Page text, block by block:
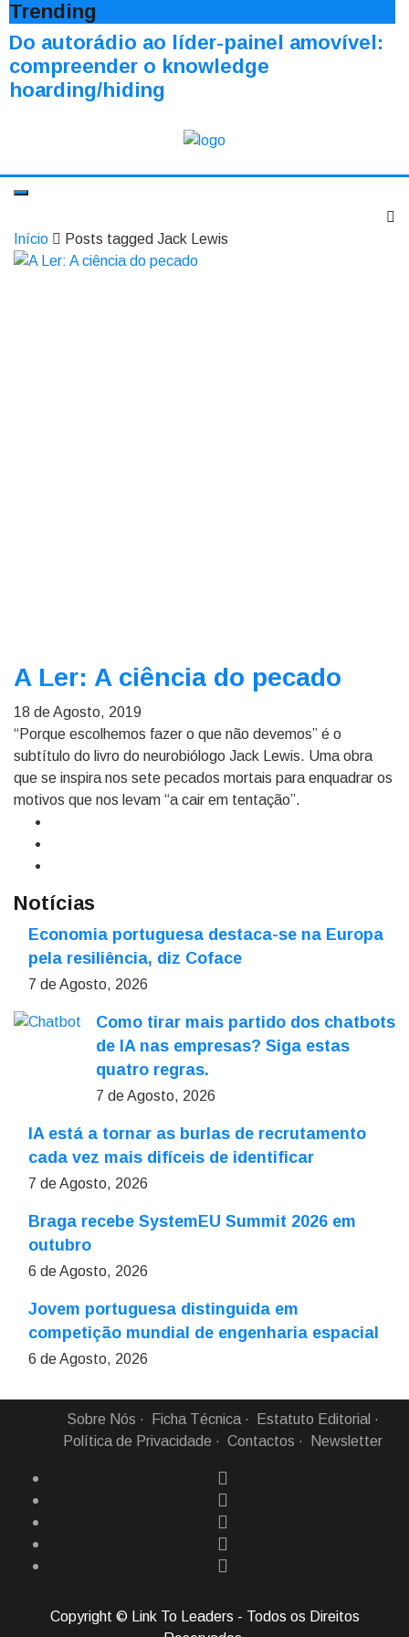
Trending
Do autorádio ao líder-painel amovível:
compreender o knowledge
hoarding/hiding
Início Posts tagged Jack Lewis
A Ler: A ciência do pecado
18 de Agosto, 2019
“Porque escolhemos fazer o que não devemos” é o
subtítulo do livro do neurobiólogo Jack Lewis. Uma obra
que se inspira nos sete pecados mortais para enquadrar os
motivos que nos levam “a cair em tentação”.
Notícias
Economia portuguesa destaca-se na Europa
pela resiliência, diz Coface
7 de Agosto, 2026
Como tirar mais partido dos chatbots
de IA nas empresas? Siga estas
quatro regras.
7 de Agosto, 2026
IA está a tornar as burlas de recrutamento
cada vez mais difíceis de identificar
7 de Agosto, 2026
Braga recebe SystemEU Summit 2026 em
outubro
6 de Agosto, 2026
Jovem portuguesa distinguida em
competição mundial de engenharia espacial
6 de Agosto, 2026
Sobre Nós Ficha Técnica
Estatuto Editorial
Política de Privacidade
Contactos Newsletter
Copyright © Link To Leaders - Todos os Direitos